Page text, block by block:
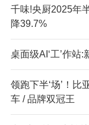
千味!央厨2025年
降39.7%
桌面级AI‘工’作站
领跑下半‘场’！比
车 / 品牌双冠王